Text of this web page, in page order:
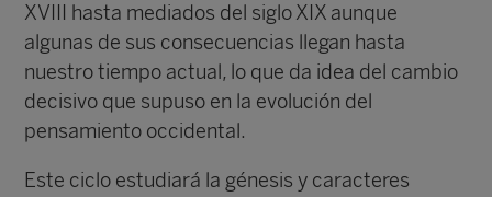
XVIII hasta mediados del siglo XIX aunque
algunas de sus consecuencias llegan hasta
nuestro tiempo actual, lo que da idea del cambio
decisivo que supuso en la evolución del
pensamiento occidental.
Este ciclo estudiará la génesis y caracteres